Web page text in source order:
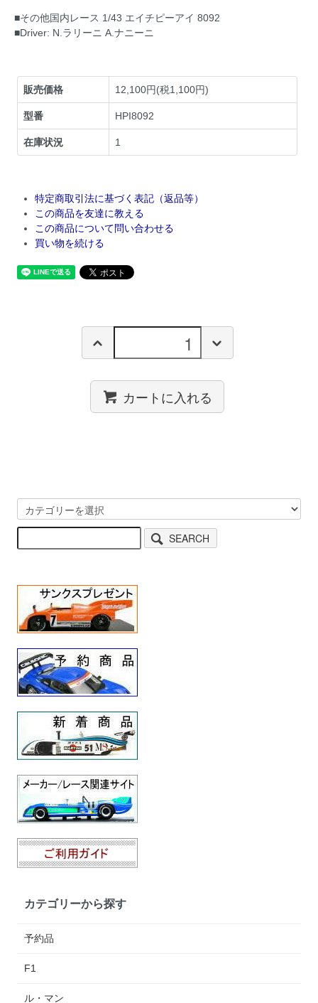
■その他国内レース 1/43 エイチピーアイ 8092
■Driver: N.ラリーニ A.ナニーニ
販売価格 12,100円(税1,100円)
型番 HPI8092
在庫状況 1
特定商取引法に基づく表記（返品等）
この商品を友達に教える
この商品について問い合わせる
買い物を続ける
カートに入れる
SEARCH
カテゴリーから探す
予約品
F1
ル・マン